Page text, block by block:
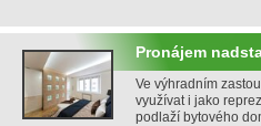
Pronájem
Ve výhradním
využívat i jako
podlaží bytového